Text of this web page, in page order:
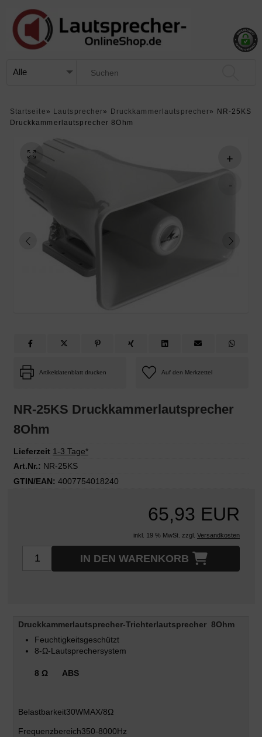
Startseite » Lautsprecher» Druckkammerlautsprecher»
NR-25KS
Druckkammerlautsprecher 8Ohm
Artikeldatenblatt drucken
NR-25KS Druckkammerlautsprecher
8Ohm
Lieferzeit 1-3 Tage*
Art.Nr.: NR-25KS
GTIN/EAN: 4007754018240
65,93 EUR
inkl. 19 % MwSt. zzgl. Versandkosten
IN DEN WARENKORB
Druckkammerlautsprecher-Trichterlautsprecher 8Ohm
Feuchtigkeitsgeschützt
8-Ω-Lautsprechersystem
8 Ω ABS
Belastbarkeit30WMAX/8Ω
Frequenzbereich350-8000Hz